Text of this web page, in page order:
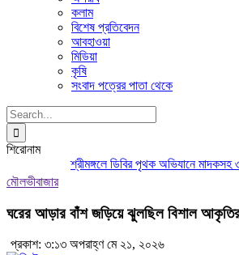
কলাম
বিশেষ প্রতিবেদন
আবহাওয়া
মিডিয়া
কৃষি
সংবাদ পত্রের পাতা থেকে
Search
for:
শিরোনাম
শ্রীমঙ্গলে ডিবির পৃথক অভিযানে মাদকসহ ৩
মৌলভীবাজার
ঘরের আড়ার বাঁশ জড়িয়ে ঝুলছিল বিশাল
প্রকাশ: ৩:১৩ অপরাহ্ণ মে ২১, ২০২৬